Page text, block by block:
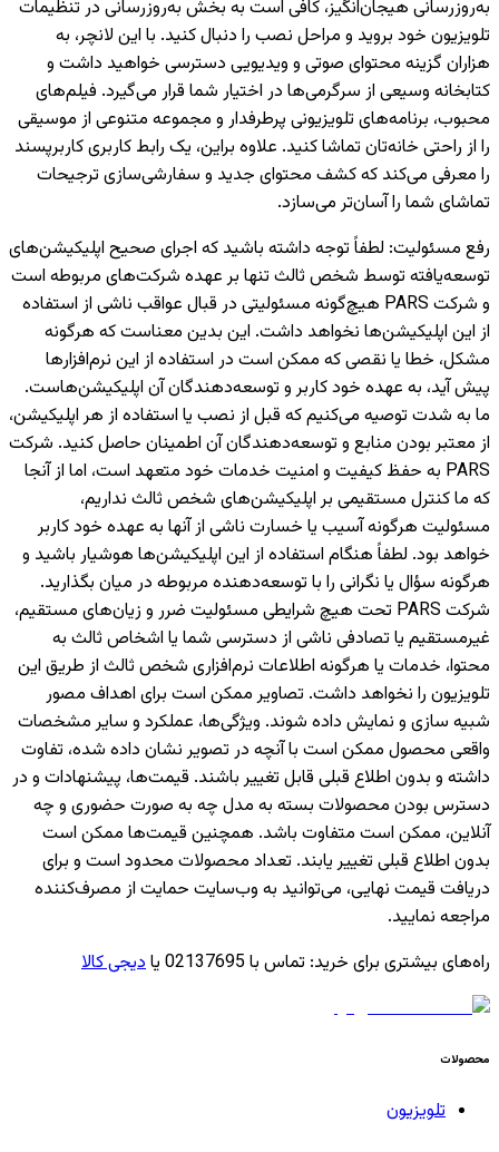
به‌روزرسانی هیجان‌انگیز، کافی است به بخش به‌روزرسانی در تنظیمات
تلویزیون خود بروید و مراحل نصب را دنبال کنید. با این لانچر، به
هزاران گزینه محتوای صوتی و ویدیویی دسترسی خواهید داشت و
کتابخانه وسیعی از سرگرمی‌ها در اختیار شما قرار می‌گیرد. فیلم‌های
محبوب، برنامه‌های تلویزیونی پرطرفدار و مجموعه متنوعی از موسیقی
را از راحتی خانه‌تان تماشا کنید. علاوه براین، یک رابط کاربری کاربرپسند
را معرفی می‌کند که کشف محتوای جدید و سفارشی‌سازی ترجیحات
تماشای شما را آسان‌تر می‌سازد.
رفع مسئولیت: لطفاً توجه داشته باشید که اجرای صحیح اپلیکیشن‌های
توسعه‌یافته توسط شخص ثالث تنها بر عهده شرکت‌های مربوطه است
و شرکت PARS هیچ‌گونه مسئولیتی در قبال عواقب ناشی از استفاده
از این اپلیکیشن‌ها نخواهد داشت. این بدین معناست که هرگونه
مشکل، خطا یا نقصی که ممکن است در استفاده از این نرم‌افزارها
پیش آید، به عهده خود کاربر و توسعه‌دهندگان آن اپلیکیشن‌هاست.
ما به شدت توصیه می‌کنیم که قبل از نصب یا استفاده از هر اپلیکیشن،
از معتبر بودن منابع و توسعه‌دهندگان آن اطمینان حاصل کنید. شرکت
PARS به حفظ کیفیت و امنیت خدمات خود متعهد است، اما از آنجا
که ما کنترل مستقیمی بر اپلیکیشن‌های شخص ثالث نداریم،
مسئولیت هرگونه آسیب یا خسارت ناشی از آنها به عهده خود کاربر
خواهد بود. لطفاً هنگام استفاده از این اپلیکیشن‌ها هوشیار باشید و
هرگونه سؤال یا نگرانی را با توسعه‌دهنده مربوطه در میان بگذارید.
شرکت PARS تحت هیچ شرایطی مسئولیت ضرر و زیان‌های مستقیم،
غیرمستقیم یا تصادفی ناشی از دسترسی شما یا اشخاص ثالث به
محتوا، خدمات یا هرگونه اطلاعات نرم‌افزاری شخص ثالث از طریق این
تلویزیون را نخواهد داشت. تصاویر ممکن است برای اهداف مصور
شبیه سازی و نمایش داده شوند. ویژگی‌ها، عملکرد و سایر مشخصات
واقعی محصول ممکن است با آنچه در تصویر نشان داده شده، تفاوت
داشته و بدون اطلاع قبلی قابل تغییر باشند. قیمت‌ها، پیشنهادات و در
دسترس بودن محصولات بسته به مدل چه به صورت حضوری و چه
آنلاین، ممکن است متفاوت باشد. همچنین قیمت‌ها ممکن است
بدون اطلاع قبلی تغییر یابند. تعداد محصولات محدود است و برای
دریافت قیمت نهایی، می‌توانید به وب‌سایت حمایت از مصرف‌کننده
مراجعه نمایید.
راه‌های بیشتری برای خرید: تماس با 02137695 یا دیجی کالا
محصولات
تلویزیون